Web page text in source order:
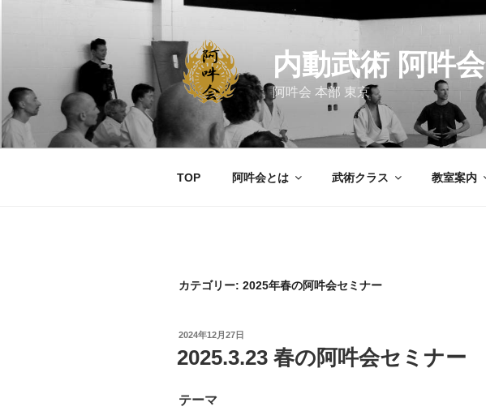
ツ
へ
ス
キ
内動武術 阿吽会
阿吽会 本部 東京
TOP 阿吽会とは 武術クラス 教室案内
カテゴリー: 2025年春の阿吽会セミナー
投
日:
2024年12月27日
2025.3.23 春の阿吽会セミナー
テーマ